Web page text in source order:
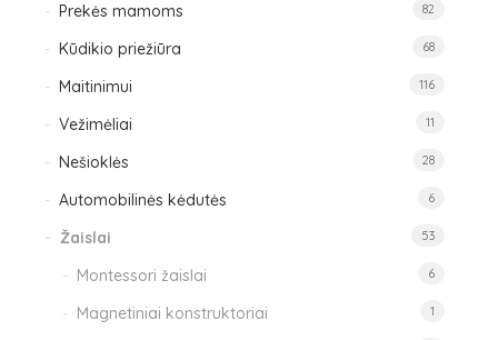
Prekės mamoms 82
Kūdikio priežiūra 68
Maitinimui 116
Vežimėliai 11
Nešioklės 28
Automobilinės kėdutės 6
Žaislai 53
Montessori žaislai 6
Magnetiniai konstruktoriai 1